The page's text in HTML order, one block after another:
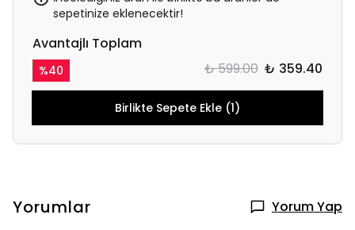
sepetinize eklenecektir!
Avantajlı Toplam
%40 ₺ 599.00 ₺ 359.40
Birlikte Sepete Ekle (1)
Yorumlar Yorum Yap